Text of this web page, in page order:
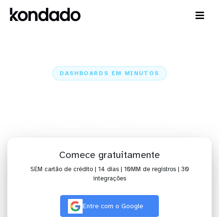
DASHBOARDS EM MINUTOS
Comece gratuitamente
SEM cartão de crédito | 14 dias | 10MM de registros | 30
integrações
Entre com o Google